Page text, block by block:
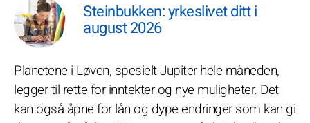
Steinbukken: yrkeslivet ditt i
august 2026
Planetene i Løven, spesielt Jupiter hele måneden,
legger til rette for inntekter og nye muligheter. Det
kan også åpne for lån og dype endringer som kan gi